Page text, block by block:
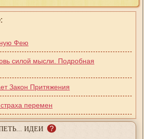
Фею
силой мысли. Подробная
Закон Притяжения
страха перемен
ИДЕИ ?